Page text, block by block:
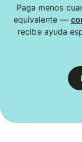
Paga menos
equivalente —
recibe ayuda